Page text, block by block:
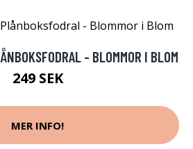
- BLOMMOR I BLOM
249 SEK
MER INFO!